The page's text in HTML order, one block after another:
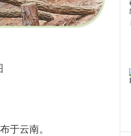
于云南。